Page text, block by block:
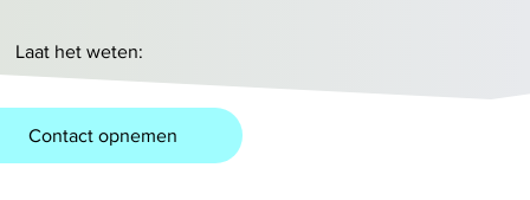
Laat het weten:
Contact opnemen